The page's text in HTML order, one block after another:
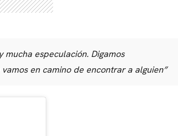
especulación. Digamos
en camino de encontrar a alguien”
CARREGANDO PUBLICIDADE